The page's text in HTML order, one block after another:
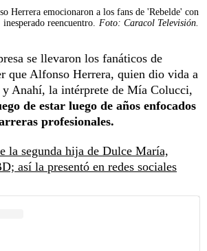
Herrera emocionaron a los fans de 'Rebelde' con
inesperado reencuentro.
Foto: Caracol Televisión.
se llevaron los fanáticos de
que Alfonso Herrera, quien dio vida a
Anahí, la intérprete de Mía Colucci,
de estar luego de años enfocados
profesionales.
la segunda hija de Dulce María,
así la presentó en redes sociales